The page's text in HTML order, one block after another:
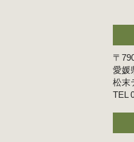
〒
愛媛
松末